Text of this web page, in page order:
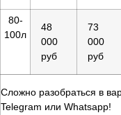
80-
100л
48
000
руб
73
000
руб
Сложно разобраться в
Telegram или Whatsapp!